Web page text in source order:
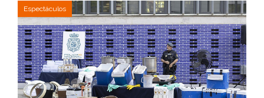
Espectáculos